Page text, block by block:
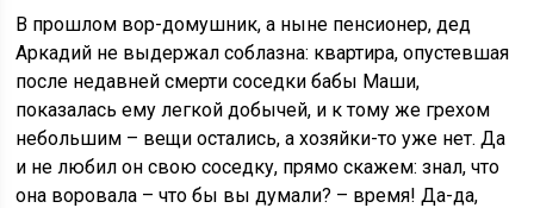
В прошлом вор-домушник, а ныне пенсионер, дед
Аркадий не выдержал соблазна: квартира, опустевшая
после недавней смерти соседки бабы Маши,
показалась ему легкой добычей, и к тому же грехом
небольшим – вещи остались, а хозяйки-то уже нет. Да
и не любил он свою соседку, прямо скажем: знал, что
она воровала – что бы вы думали? – время! Да-да,